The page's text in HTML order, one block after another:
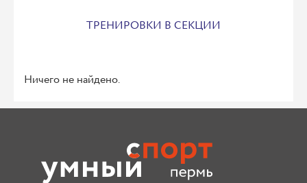
ТРЕНИРОВКИ В СЕКЦИИ
Ничего не найдено.